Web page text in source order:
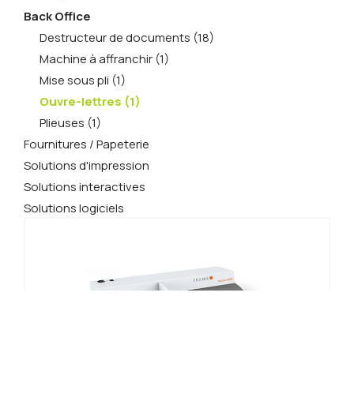
Back Office
Destructeur de documents (18)
Machine à affranchir (1)
Mise sous pli (1)
Ouvre-lettres (1)
Plieuses (1)
Fournitures / Papeterie
Solutions d'impression
Solutions interactives
Solutions logiciels